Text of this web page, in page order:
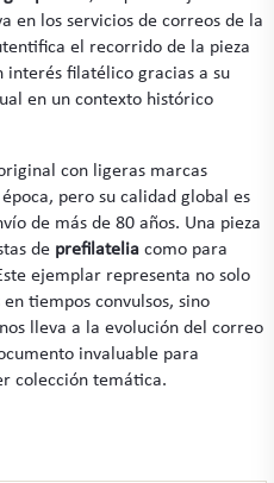
en los servicios de correos de la
el recorrido de la pieza
interés filatélico gracias a su
en un contexto histórico
con ligeras marcas
pero su calidad global es
de más de 80 años. Una pieza
de prefilatelia como para
ejemplar representa no solo
tiempos convulsos, sino
lleva a la evolución del correo
invaluable para
colección temática.